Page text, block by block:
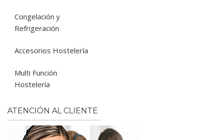
Congelación y
Refrigeración
Accesorios Hostelería
Multi Función
Hostelería
ATENCIÓN AL CLIENTE